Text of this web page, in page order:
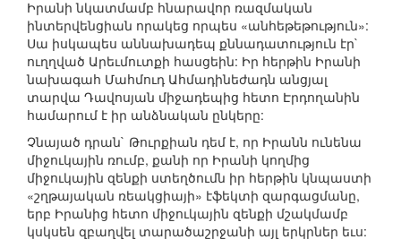
Իրանի նկատմամբ հնարավոր ռազմական
ինտերվենցիան որակեց որպես «անհեթեթություն»:
Սա իսկապես աննախադեպ քննադատություն էր`
ուղղված Արեւմուտքի հասցեին: Իր հերթին Իրանի
նախագահ Մահմուդ Ահմադինեժադն անցյալ
տարվա Դավոսյան միջադեպից հետո Էրդողանին
համարում է իր անձնական ընկերը:
Չնայած դրան` Թուրքիան դեմ է, որ Իրանն ունենա
միջուկային ռումբ, քանի որ Իրանի կողմից
միջուկային զենքի ստեղծումն իր հերթին կնպաստի
«շղթայական ռեակցիայի» էֆեկտի զարգացմանը,
երբ Իրանից հետո միջուկային զենքի մշակմամբ
կսկսեն զբաղվել տարածաշրջանի այլ երկրներ եւս: